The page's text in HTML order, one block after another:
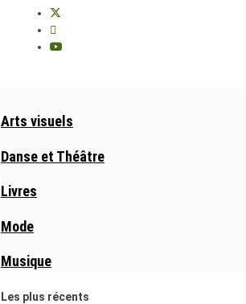
Arts visuels
Danse et Théâtre
Livres
Mode
Musique
Les plus récents